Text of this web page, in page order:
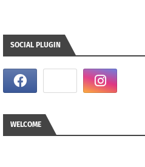
SOCIAL PLUGIN
WELCOME